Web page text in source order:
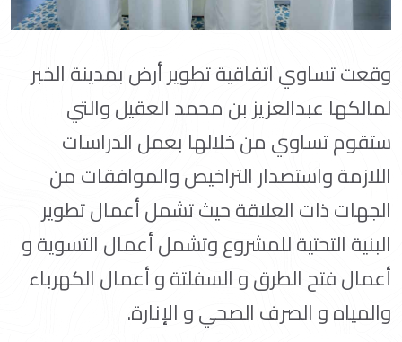
وقعت تساوي اتفاقية تطوير أرض بمدينة الخبر
لمالكها عبدالعزيز بن محمد العقيل والتي
ستقوم تساوي من خلالها بعمل الدراسات
اللازمة واستصدار التراخيص والموافقات من
الجهات ذات العلاقة حيث تشمل أعمال تطوير
البنية التحتية للمشروع وتشمل أعمال التسوية و
أعمال فتح الطرق و السفلتة و أعمال الكهرباء
والمياه و الصرف الصحي و الإنارة.